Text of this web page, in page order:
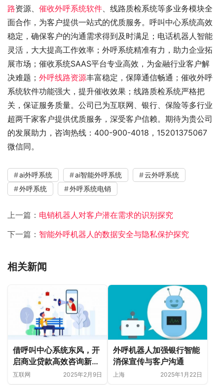
路资源、 催收外呼系统软件 、线路质检系统等多业务模块全
面合作，为客户提供一站式的优质服务。呼叫中心系统高效
稳定，确保客户的沟通需求得到及时满足；电话机器人智能
灵活，大大提高工作效率；外呼系统精准有力，助力企业拓
展市场；催收系统SAAS平台专业高效，为金融行业客户解
决难题； 外呼线路资源丰富稳定，保障通信畅通；催收外呼
系统软件功能强大，提升催收效果；线路质检系统严格把
关，保证服务质量。公司已为互联网、银行、保险等多行业
超两千家客户提供优质服务，深受客户信赖。期待为贵公司
的发展助力，咨询热线：400-900-4018，15201375067
微信同。
ai外呼系统 ai智能外呼系统
云外呼系统
外呼系统
外呼系统电销
上一篇： 电销机器人对客户潜在需求的识别探究
下一篇： 智能外呼机器人的数据安全与隐私保护探究
相关新闻
借呼叫中心系统东风，开
启商业贷款高效咨询新时
代
互联网 2025年2月9日
外呼机器人加强银行智能
消保宣传与客户沟通
上海 2025年1月22日